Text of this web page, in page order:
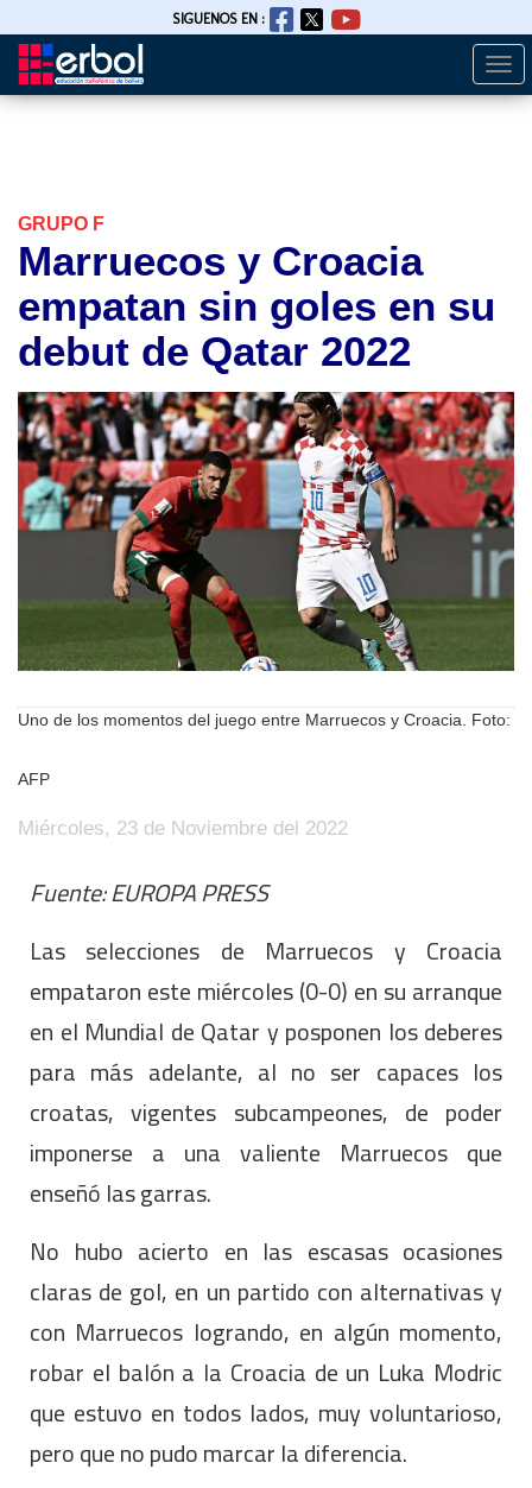
Pasar
SIGUENOS EN :
GRUPO F
Marruecos y Croacia
empatan sin goles en su
debut de Qatar 2022
Uno de los momentos del juego entre Marruecos y Croacia. Foto:
AFP
Miércoles, 23 de Noviembre del 2022
Fuente: EUROPA PRESS
Las selecciones de Marruecos y Croacia
empataron este miércoles (0-0) en su arranque
en el Mundial de Qatar y posponen los deberes
para más adelante, al no ser capaces los
croatas, vigentes subcampeones, de poder
imponerse a una valiente Marruecos que
enseñó las garras.
No hubo acierto en las escasas ocasiones
claras de gol, en un partido con alternativas y
con Marruecos logrando, en algún momento,
robar el balón a la Croacia de un Luka Modric
que estuvo en todos lados, muy voluntarioso,
pero que no pudo marcar la diferencia.